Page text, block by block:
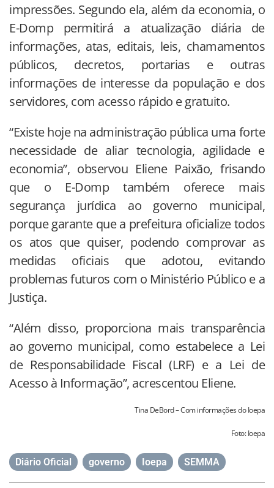
impressões. Segundo ela, além da economia, o
E-Domp permitirá a atualização diária de
informações, atas, editais, leis, chamamentos
públicos, decretos, portarias e outras
informações de interesse da população e dos
servidores, com acesso rápido e gratuito.
“Existe hoje na administração pública uma forte
necessidade de aliar tecnologia, agilidade e
economia”, observou Eliene Paixão, frisando
que o E-Domp também oferece mais
segurança jurídica ao governo municipal,
porque garante que a prefeitura oficialize todos
os atos que quiser, podendo comprovar as
medidas oficiais que adotou, evitando
problemas futuros com o Ministério Público e a
Justiça.
“Além disso, proporciona mais transparência
ao governo municipal, como estabelece a Lei
de Responsabilidade Fiscal (LRF) e a Lei de
Acesso à Informação”, acrescentou Eliene.
Tina DeBord – Com informações do Ioepa
Foto: Ioepa
Diário Oficial governo Ioepa SEMMA